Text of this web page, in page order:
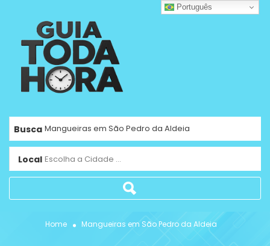
Busca
Local Escolha a Cidade ...
Home Mangueiras em São Pedro da Aldeia
Português